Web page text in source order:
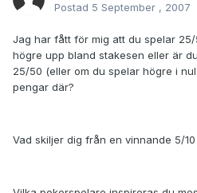
Postad 5 September , 2007
Jag har fått för mig att du spelar
högre upp bland stakesen eller är
25/50 (eller om du spelar högre i
pengar där?
Vad skiljer dig från en vinnande 5/